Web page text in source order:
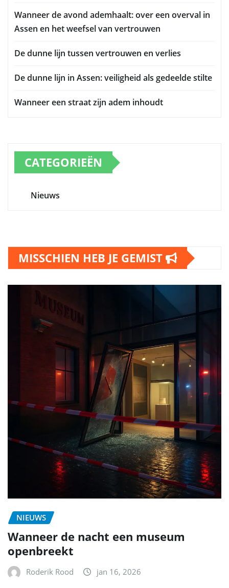
Wanneer de avond ademhaalt: over een overval in
Assen en het weefsel van vertrouwen
De dunne lijn tussen vertrouwen en verlies
De dunne lijn in Assen: veiligheid als gedeelde stilte
Wanneer een straat zijn adem inhoudt
CATEGORIEËN
Nieuws
MISSCHIEN HEB JE GEMIST
NIEUWS
Wanneer de nacht een museum
openbreekt
Roderik Rood jan 16, 2026